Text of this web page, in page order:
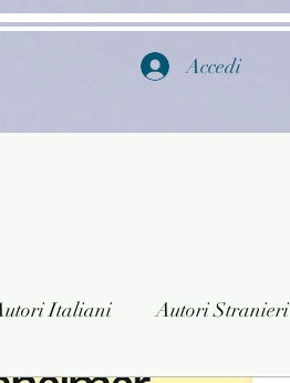
Accedi
Italiani Autori Stranieri